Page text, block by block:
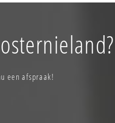
een afspraak!